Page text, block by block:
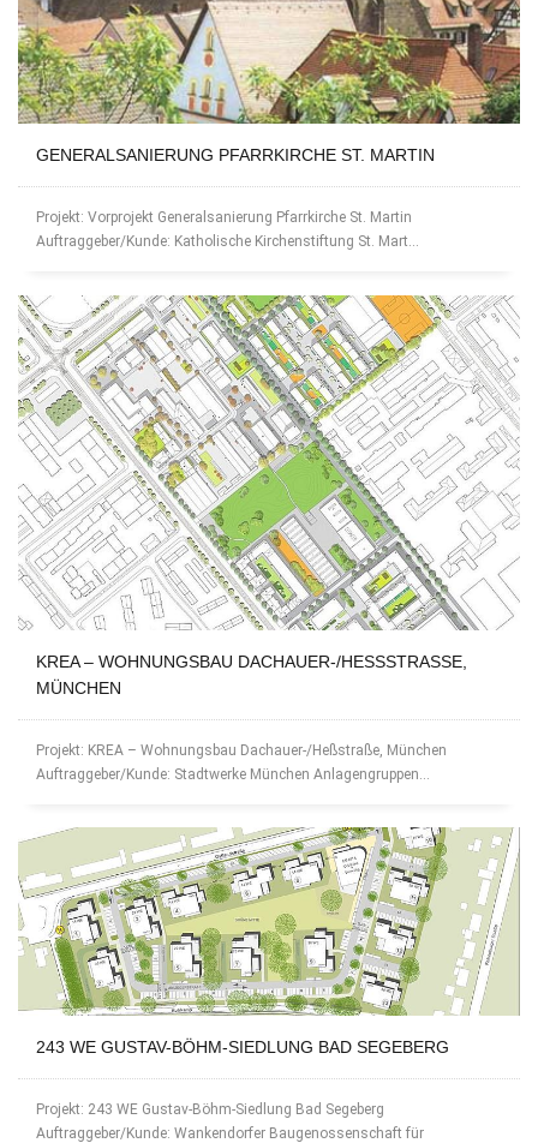
GENERALSANIERUNG PFARRKIRCHE ST. MARTIN
Projekt: Vorprojekt Generalsanierung Pfarrkirche St. Martin
Auftraggeber/Kunde: Katholische Kirchenstiftung St. Mart...
KREA – WOHNUNGSBAU DACHAUER-/HESSSTRASSE, MÜ
NCHEN
Projekt: KREA – Wohnungsbau Dachauer-/Heßstraße, München
Auftraggeber/Kunde: Stadtwerke München Anlagengruppen...
243 WE GUSTAV-BÖHM-SIEDLUNG BAD SEGEBERG
Projekt: 243 WE Gustav-Böhm-Siedlung Bad Segeberg
Auftraggeber/Kunde: Wankendorfer Baugenossenschaft für